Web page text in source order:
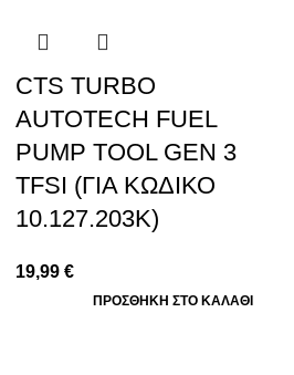
CTS TURBO
AUTOTECH FUEL
PUMP TOOL GEN 3
TFSI (ΓΙΑ ΚΩΔΙΚΟ
10.127.203K)
19,99€
ΠΡΟΣΘΉΚΗ ΣΤΟ ΚΑΛΆΘΙ